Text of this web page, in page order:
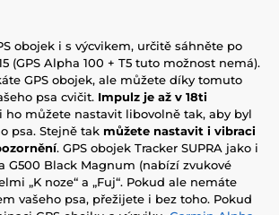
obojek i s výcvikem, určitě sáhněte po
(GPS Alpha 100 + T5 tuto možnost nemá).
GPS obojek, ale můžete díky tomuto
psa cvičit. Impulz je až v 18ti
ho můžete nastavit libovolně tak, aby byl
psa. Stejně tak můžete nastavit i vibraci
. GPS obojek Tracker SUPRA jako i
G500 Black Magnum (nabízí zvukové
„K noze“ a „Fuj“. Pokud ale nemáte
vašeho psa, přežijete i bez toho. Pokud